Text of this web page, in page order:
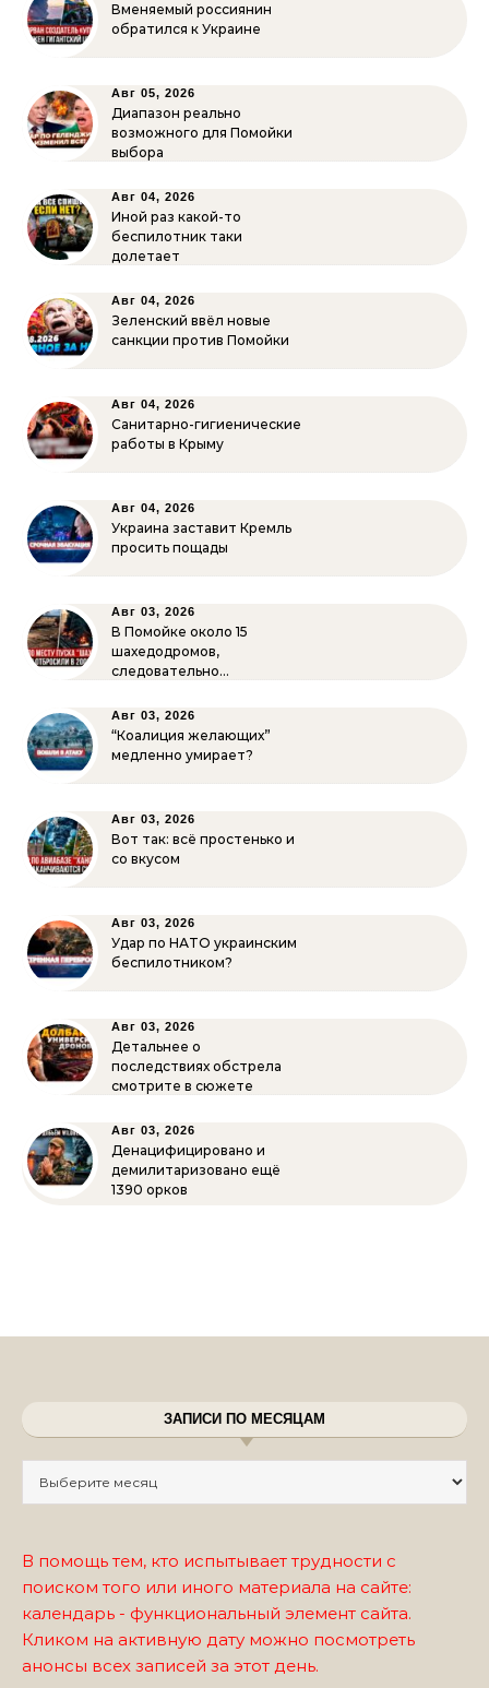
Вменяемый россиянин
обратился к Украине
Авг 05, 2026
Диапазон реально
возможного для Помойки
выбора
Авг 04, 2026
Иной раз какой-то
беспилотник таки
долетает
Авг 04, 2026
Зеленский ввёл новые
санкции против Помойки
Авг 04, 2026
Санитарно-гигиенические
работы в Крыму
Авг 04, 2026
Украина заставит Кремль
просить пощады
Авг 03, 2026
В Помойке около 15
шахедодромов,
следовательно…
Авг 03, 2026
“Коалиция желающих”
медленно умирает?
Авг 03, 2026
Вот так: всё простенько и
со вкусом
Авг 03, 2026
Удар по НАТО украинским
беспилотником?
Авг 03, 2026
Детальнее о
последствиях обстрела
смотрите в сюжете
Авг 03, 2026
Денацифицировано и
демилитаризовано ещё
1390 орков
ЗАПИСИ ПО МЕСЯЦАМ
В помощь тем, кто испытывает трудности с
поиском того или иного материала на сайте:
календарь - функциональный элемент сайта.
Кликом на активную дату можно посмотреть
анонсы всех записей за этот день.